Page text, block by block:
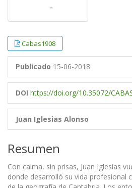
Cabas1908
Publicado 15-06-2018
DOI https://doi.org/10.35072/
Juan Iglesias Alonso
Resumen
Con calma, sin prisas, Juan Iglesias
donde desarrolló su vida profesional